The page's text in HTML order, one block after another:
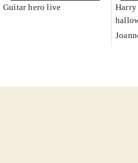
Guitar hero live
Harry